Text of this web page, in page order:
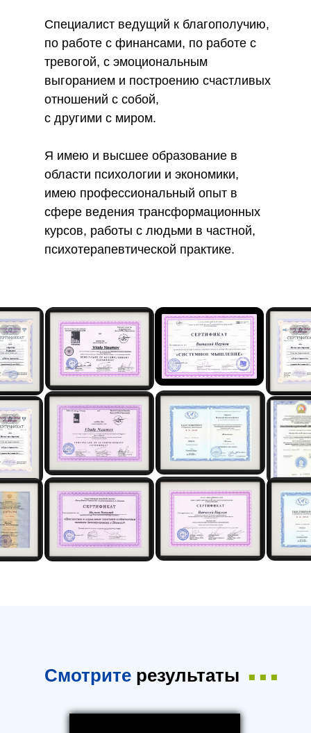
Специалист ведущий к благополучию,
по работе с финансами, по работе с
тревогой, с эмоциональным
выгоранием и построению счастливых
отношений с собой,
с другими с миром.
Я имею и высшее образование в
области психологии и экономики,
имею профессиональный опыт в
сфере ведения трансформационных
курсов, работы с людьми в частной,
психотерапевтической практике.
Смотрите результаты ...